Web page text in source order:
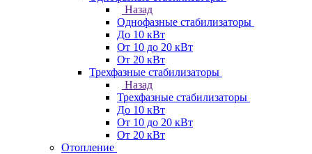
Назад
Однофазные стабилизаторы
До 10 кВт
От 10 до 20 кВт
От 20 кВт
Трехфазные стабилизаторы
Назад
Трехфазные стабилизаторы
До 10 кВт
От 10 до 20 кВт
От 20 кВт
Отопление